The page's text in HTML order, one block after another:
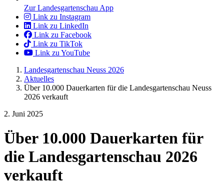
Zur Landesgartenschau App
Link zu Instagram
Link zu LinkedIn
Link zu Facebook
Link zu TikTok
Link zu YouTube
Landesgartenschau Neuss 2026
Aktuelles
Über 10.000 Dauerkarten für die Landesgartenschau Neuss
2026 verkauft
2. Juni 2025
Über 10.000 Dauerkarten für
die Landesgartenschau 2026
verkauft